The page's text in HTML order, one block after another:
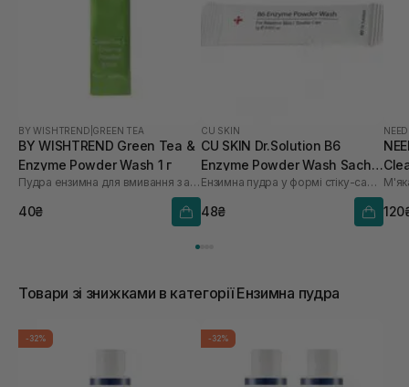
BY WISHTREND GREEN TEA
BY WISHTREND Green Tea &
Enzyme Powder Wash 1 г
Пудра ензимна для вмивання з ароматом матчі
40₴
CU SKIN
CU SKIN Dr.Solution B6
Enzyme Powder Wash Sachet
для проблемної та жирної
шкіри 1шт* 1 г
Ензимна пудра у формі стіку-саше з піридоксином та каламіном
48₴
Товари зі знижками в категорії Ензимна пудра
-32% -32%